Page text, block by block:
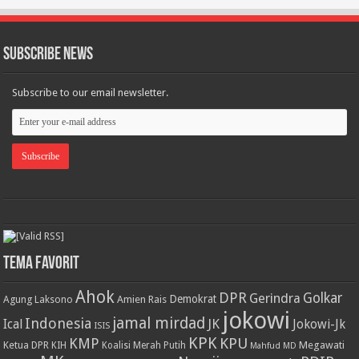
Subscribe News
Subscribe to our email newsletter.
Tema Favorit
Agung Laksono Ahok Amien Rais Demokrat DPR Gerindra Golkar
Ical Indonesia ISIS jamal mirdad JK jokowi Jokowi-Jk
Ketua DPR KIH KMP Koalisi Merah Putih KPK KPU Mahfud MD Megawati